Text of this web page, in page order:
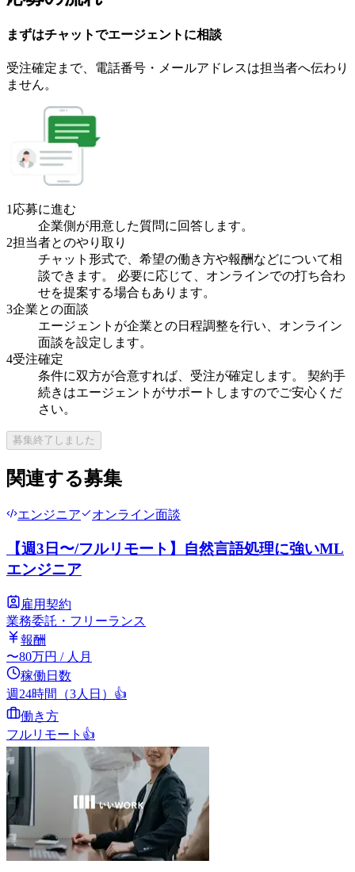
まずはチャットでエージェント に相談
受注確定まで、 電話番号・メールアドレスは担当者へ伝わり
ません。
1 応募に進む
企業側が用意した質問に回答します。
2担当者とのやり取り
チャット形式で、希望の働き方や報酬などについて相
談できます。 必要に応じて、オンラインでの打ち合わ
せを提案する場合もあります。
3企業との面談
エージェントが企業との日程調整を行い、オンライン
面談を設定します。
4受注確定
条件に双方が合意すれば、受注が確定します。 契約手
続きはエージェントがサポートしますのでご安心くだ
さい。
募集終了しました
関連する募集
エンジニア オンライン面談
【週3日〜/フルリモート】自然言語処理に強いML
エンジニア
雇用契約
業務委託・フリーランス
報酬
〜80万円 / 人月
稼働日数
週24時間（3人日） 👍
働き方
フルリモート 👍